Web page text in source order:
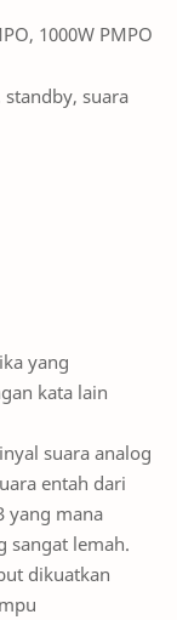
1000W PMPO
suara
yang
kata lain
suara analog
entah dari
yang mana
sangat lemah.
dikuatkan